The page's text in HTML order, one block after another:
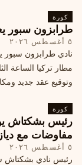
كورة
طرابزون سبور
٥ أغسطس ٢٠٢٦
نادي طرابزون
مطار تركيا الساعة
وتوقيع عقد جديد
كورة
رئيس بشكتاش
مفاوضات مع دياز
٥ أغسطس ٢٠٢٦
رئيس نادي بشكتاش